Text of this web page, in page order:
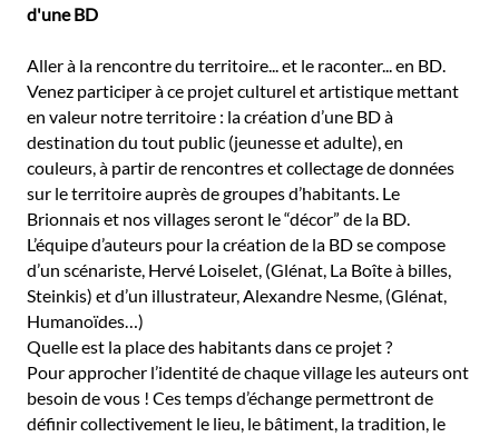
d'une BD
Aller à la rencontre du territoire... et le raconter... en BD.
Venez participer à ce projet culturel et artistique mettant
en valeur notre territoire : la création d’une BD à
destination du tout public (jeunesse et adulte), en
couleurs, à partir de rencontres et collectage de données
sur le territoire auprès de groupes d’habitants. Le
Brionnais et nos villages seront le “décor” de la BD.
L’équipe d’auteurs pour la création de la BD se compose
d’un scénariste, Hervé Loiselet, (Glénat, La Boîte à billes,
Steinkis) et d’un illustrateur, Alexandre Nesme, (Glénat,
Humanoïdes…)
Quelle est la place des habitants dans ce projet ?
Pour approcher l’identité de chaque village les auteurs ont
besoin de vous ! Ces temps d’échange permettront de
définir collectivement le lieu, le bâtiment, la tradition, le